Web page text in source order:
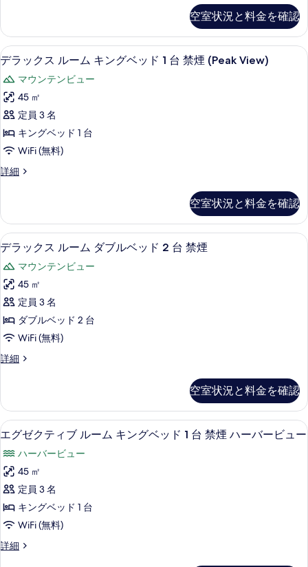
ビ
ュ
ー
の
す
べ
て
の
写
を
表
示
す
る
ー
ビ
ュ
ー
の
詳
細
ン
グ
ベ
ッ
ド
1
台
ハ
ー
ビ
ュ
ー
の
す
べ
て
の
写
を
表
示
す
る
ス
ル
ー
キ
ン
ベ
ッ
ド
台
ー
ビ
ュ
ー
の
詳
細
空室状況と料金を確認
デ
ラ
ッ
ク
ス
ル
ー
ム
ン
グ
ベ
ッ
ド
1
台
禁
煙
の
す
べ
て
の
写
真
を
表
高級寝具、羽毛の掛け布団、ピロー
6
デラックス ルーム キングベッド 1 台 禁煙 (Peak View)
マウンテンビュー
45 ㎡
定員 3 名
キングベッド 1 台
WiFi (無料)
詳細
デ
ス
ル
ー
キ
ン
ベ
ッ
ド
台
View)
の
詳
空室状況と料金を確認
デ
ラ
ッ
ク
ス
ル
ー
ム
ブ
ル
ベ
ッ
ド
2
台
禁
煙
高級寝具、羽毛の掛け布団、ピロー
6
デラックス ルーム ダブルベッド 2 台 禁煙
マウンテンビュー
45 ㎡
定員 3 名
ダブルベッド 2 台
WiFi (無料)
詳細
デ
ス
ル
ー
ダ
ブ
ベ
ッ
ド
台
空室状況と料金を確認
エ
ゼ
ク
テ
ィ
ブ
ル
6
エグゼクティブ ルーム キングベッド 1 台 禁煙 ハーバービュー
ハーバービュー
45 ㎡
定員 3 名
キングベッド 1 台
WiFi (無料)
詳細
エ